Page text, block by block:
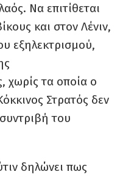
Να επιτίθεται
και στον Λένιν,
εξηλεκτρισμού,
χωρίς τα οποία ο
Στρατός δεν
του
δηλώνει πως